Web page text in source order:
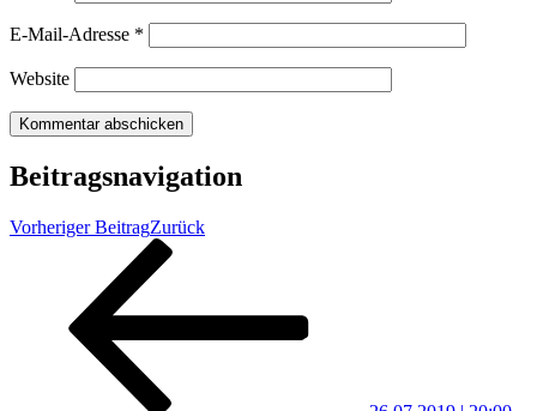
E-Mail-Adresse *
Website
Beitragsnavigation
Vorheriger BeitragZurück